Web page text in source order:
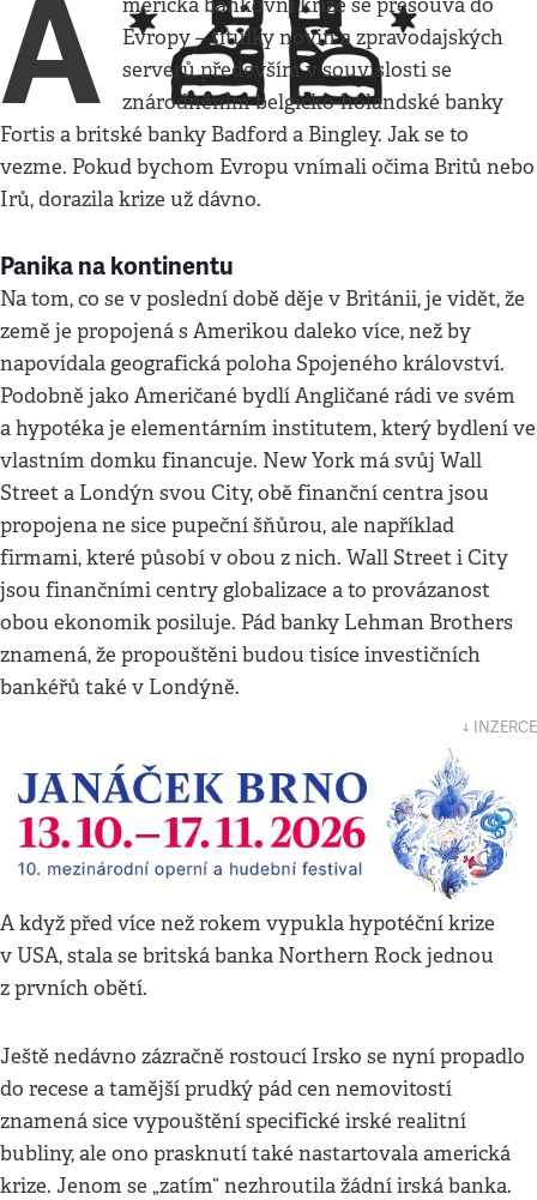
A
merická bankovní krize se přesouvá do
Evropy – titulky novin a zpravodajských
serverů především v souvislosti se
znárodněním belgicko-holandské banky
Fortis a britské banky Badford a Bingley. Jak se to
vezme. Pokud bychom Evropu vnímali očima Britů nebo
Irů, dorazila krize už dávno.
Panika na kontinentu
Na tom, co se v poslední době děje v Británii, je vidět, že
země je propojená s Amerikou daleko více, než by
napovídala geografická poloha Spojeného království.
Podobně jako Američané bydlí Angličané rádi ve svém
a hypotéka je elementárním institutem, který bydlení ve
vlastním domku financuje. New York má svůj Wall
Street a Londýn svou City, obě finanční centra jsou
propojena ne sice pupeční šňůrou, ale například
firmami, které působí v obou z nich. Wall Street i City
jsou finančními centry globalizace a to provázanost
obou ekonomik posiluje. Pád banky Lehman Brothers
znamená, že propouštěni budou tisíce investičních
bankéřů také v Londýně.
↓ INZERCE
A když před více než rokem vypukla hypotéční krize
v USA, stala se britská banka Northern Rock jednou
z prvních obětí.
Ještě nedávno zázračně rostoucí Irsko se nyní propadlo
do recese a tamější prudký pád cen nemovitostí
znamená sice vypouštění specifické irské realitní
bubliny, ale ono prasknutí také nastartovala americká
krize. Jenom se „zatím“ nezhroutila žádní irská banka.